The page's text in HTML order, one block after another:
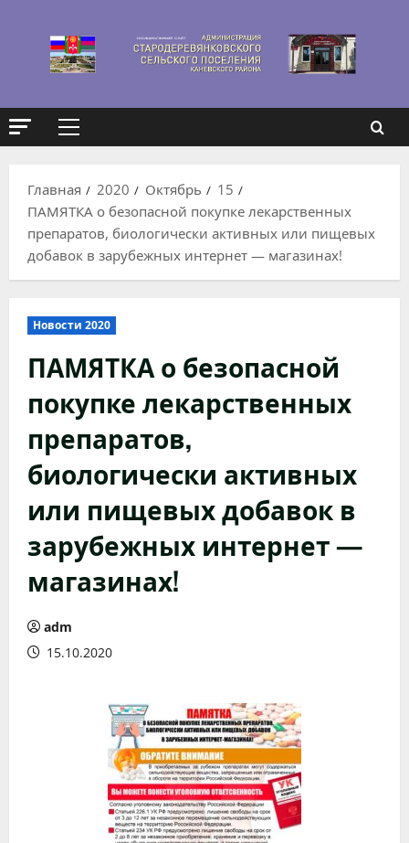
содержимому
Основное
Главная
2020 Октябрь
15
ПАМЯТКА о безопасной покупке лекарственных
препаратов, биологически активных или пищевых
добавок в зарубежных интернет — магазинах!
Новости 2020
ПАМЯТКА о безопасной
покупке лекарственных
препаратов,
биологически активных
или пищевых добавок в
зарубежных интернет —
магазинах!
adm
15.10.2020